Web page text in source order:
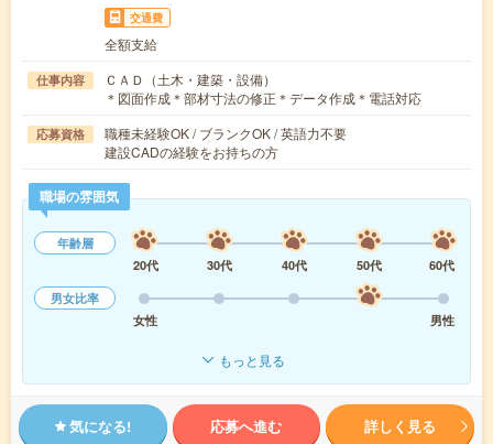
交通費
全額支給
仕事内容
ＣＡＤ（土木・建築・設備）
＊図面作成＊部材寸法の修正＊データ作成＊電話対応
応募資格
職種未経験OK / ブランクOK / 英語力不要
建設CADの経験をお持ちの方
職場の雰囲気
年齢層
20代
30代 40代 50代
60代
男女比率
女性
男性
もっと見る
気になる! 応募へ進む 詳しく見る